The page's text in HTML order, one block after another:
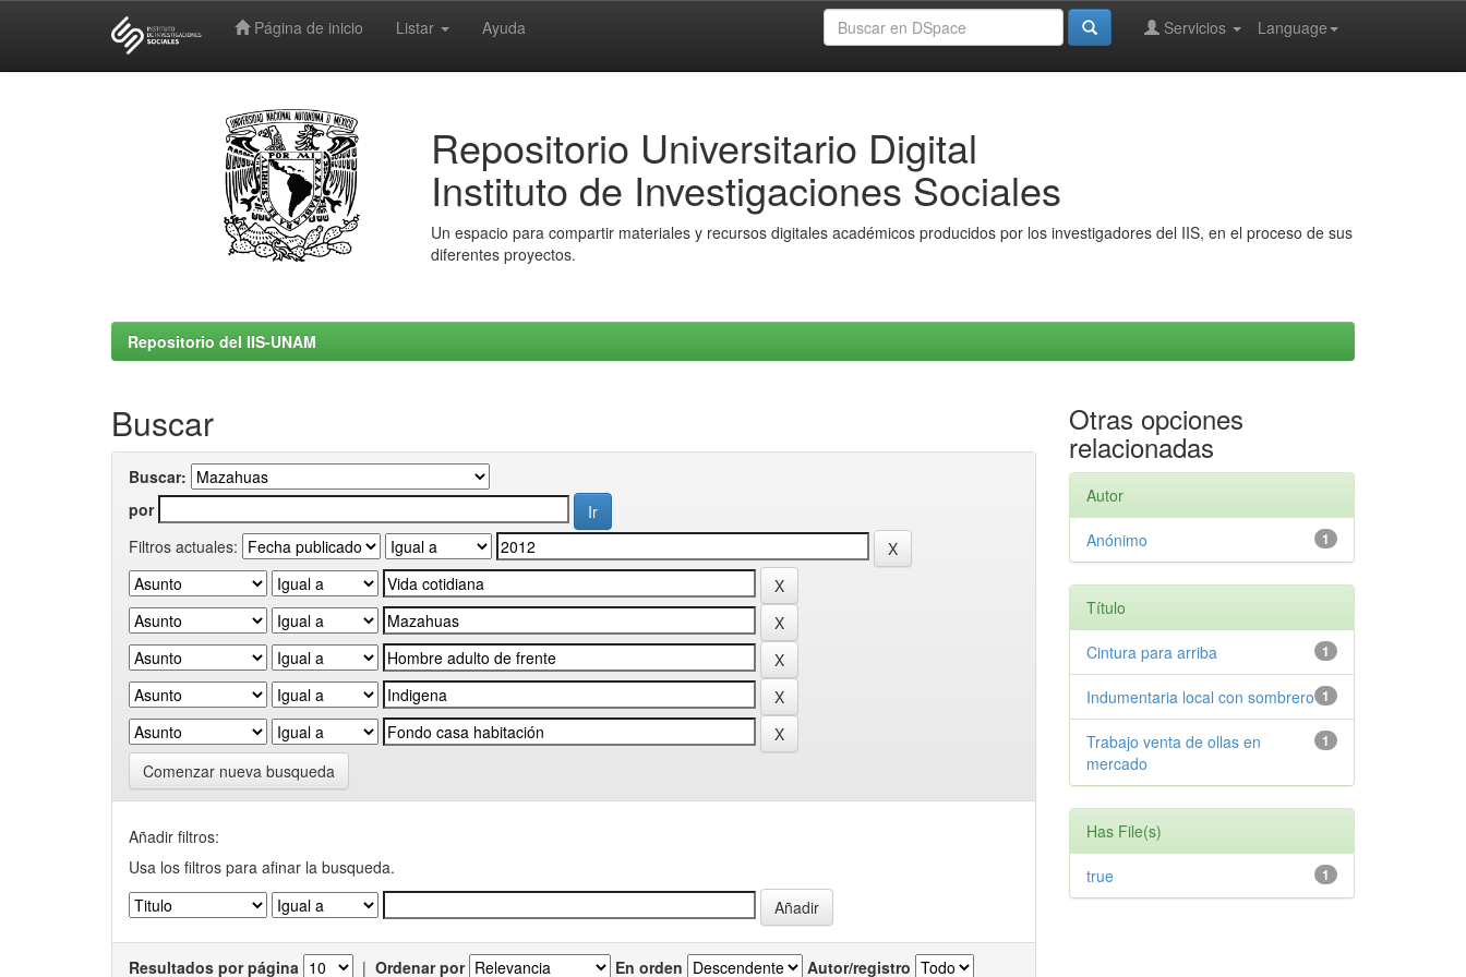
Página de inicio Listar Ayuda Language
Servicios
Repositorio Universitario Digital
Instituto de Investigaciones Sociales
Un espacio para compartir materiales y recursos digitales académicos producidos por los investigadores del IIS, en el proceso de sus
diferentes proyectos.
Repositorio del IIS-UNAM
Buscar
Buscar:
por
Filtros actuales:
Comenzar nueva busqueda
Añadir filtros:
Usa los filtros para afinar la busqueda.
Resultados por página | Ordenar por En orden Autor/registro
Otras opciones
relacionadas
Autor
1
Anónimo
Título
1
Cintura para arriba
1
Indumentaria local con sombrero
1
Trabajo venta de ollas en
mercado
Has File(s)
1
true